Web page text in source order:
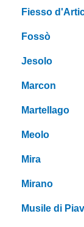
Fiesso
Fossò
Jesolo
Marcon
Martellago
Meolo
Mira
Mirano
Musile di